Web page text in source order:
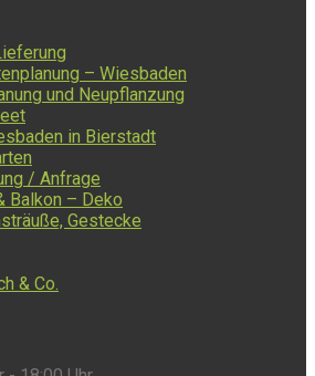
– Wiesbaden
und Neupflanzung
in Bierstadt
/ Anfrage
Balkon – Deko
Gestecke
& Co.